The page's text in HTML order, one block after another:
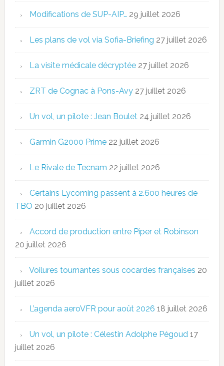
Modifications de SUP-AIP… 29 juillet 2026
Les plans de vol via Sofia-Briefing 27 juillet 2026
La visite médicale décryptée 27 juillet 2026
ZRT de Cognac à Pons-Avy 27 juillet 2026
Un vol, un pilote : Jean Boulet 24 juillet 2026
Garmin G2000 Prime 22 juillet 2026
Le Rivale de Tecnam 22 juillet 2026
Certains Lycoming passent à 2.600 heures de
TBO 20 juillet 2026
Accord de production entre Piper et Robinson
20 juillet 2026
Voilures tournantes sous cocardes françaises 20
juillet 2026
L’agenda aeroVFR pour août 2026 18 juillet 2026
Un vol, un pilote : Célestin Adolphe Pégoud 17
juillet 2026